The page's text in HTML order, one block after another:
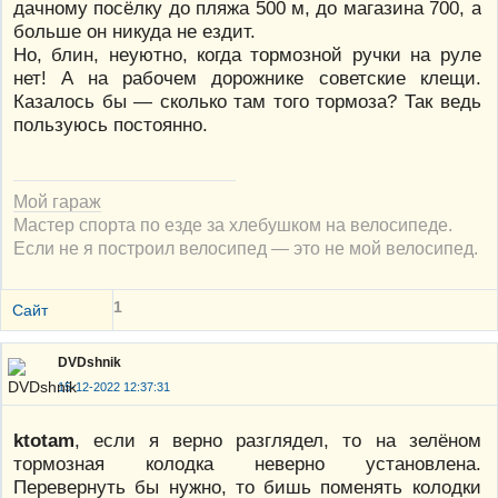
дачному посёлку до пляжа 500 м, до магазина 700, а
больше он никуда не ездит.
Но, блин, неуютно, когда тормозной ручки на руле
нет! А на рабочем дорожнике советские клещи.
Казалось бы — сколько там того тормоза? Так ведь
пользуюсь постоянно.
Мой гараж
Мастер спорта по езде за хлебушком на велосипеде.
Если не я построил велосипед — это не мой велосипед.
Сайт 1
DVDshnik
15-12-2022 12:37:31
ktotam, если я верно разглядел, то на зелёном
тормозная колодка неверно установлена.
Перевернуть бы нужно, то бишь поменять колодки